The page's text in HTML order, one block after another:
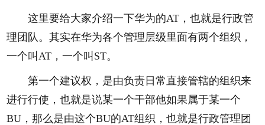
这里要给大家介绍一下华为的AT，也就是行政管
理团队。其实在华为各个管理层级里面有两个组织，
一个叫AT，一个叫ST。
第一个建议权，是由负责日常直接管辖的组织来
进行行使，也就是说某一个干部他如果属于某一个
BU，那么是由这个BU的AT组织，也就是行政管理团